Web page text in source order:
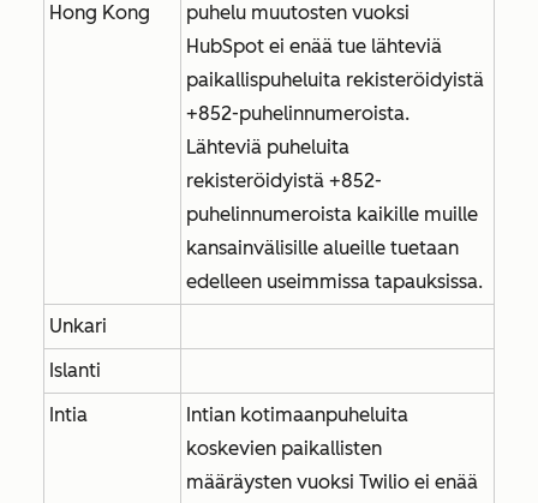
Hong Kong
puhelu muutosten vuoksi
HubSpot ei enää tue lähteviä
paikallispuheluita rekisteröidyistä
+852-puhelinnumeroista.
Lähteviä puheluita
rekisteröidyistä +852-
puhelinnumeroista kaikille muille
kansainvälisille alueille tuetaan
edelleen useimmissa tapauksissa.
Unkari
Islanti
Intia
Intian kotimaanpuheluita
koskevien paikallisten
määräysten vuoksi Twilio ei enää